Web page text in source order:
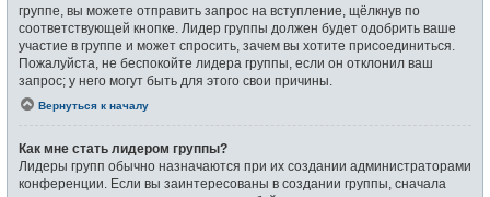
группе, вы можете отправить запрос на вступление, щёлкнув по
соответствующей кнопке. Лидер группы должен будет одобрить ваше
участие в группе и может спросить, зачем вы хотите присоединиться.
Пожалуйста, не беспокойте лидера группы, если он отклонил ваш
запрос; у него могут быть для этого свои причины.
Вернуться к началу
Как мне стать лидером группы?
Лидеры групп обычно назначаются при их создании администраторами
конференции. Если вы заинтересованы в создании группы, сначала